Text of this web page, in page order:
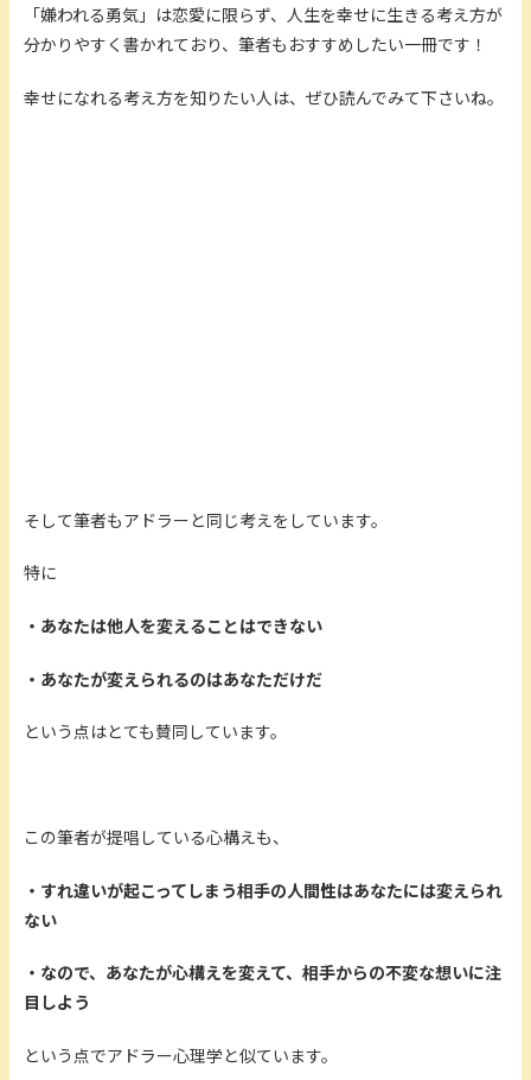
「嫌われる勇気」は恋愛に限らず、人生を幸せに生きる考え方が
分かりやすく書かれており、筆者もおすすめしたい一冊です！
幸せになれる考え方を知りたい人は、ぜひ読んでみて下さいね。
そして筆者もアドラーと同じ考えをしています。
特に
・あなたは他人を変えることはできない
・あなたが変えられるのはあなただけだ
という点はとても賛同しています。
この筆者が提唱している心構えも、
・すれ違いが起こってしまう相手の人間性はあなたには変えられ
ない
・なので、あなたが心構えを変えて、相手からの不変な想いに注
目しよう
という点でアドラー心理学と似ています。